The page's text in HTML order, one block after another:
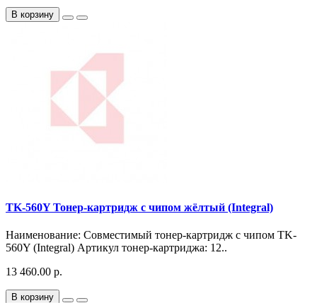
В корзину
TK-560Y Тонер-картридж с чипом жёлтый (Integral)
Наименование: Совместимый тонер-картридж с чипом TK-
560Y (Integral) Артикул тонер-картриджа: 12..
13 460.00 р.
В корзину